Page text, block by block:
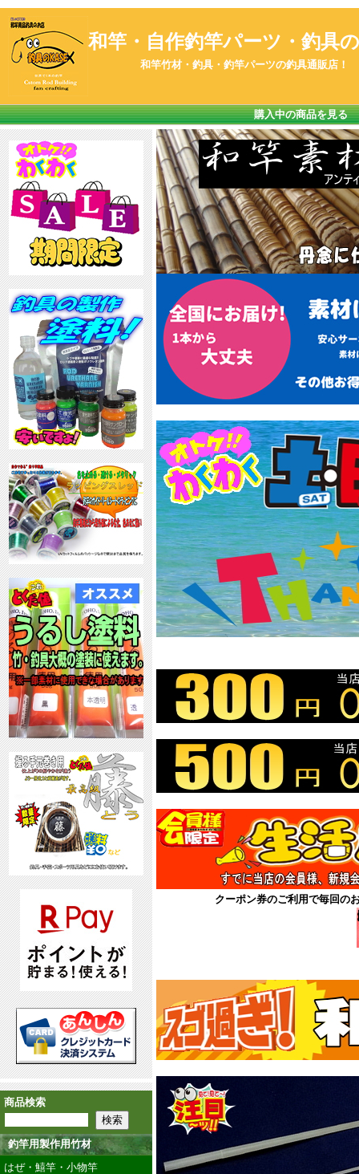
和竿・自作釣竿パーツ・釣具の
和竿竹材・釣具・釣竿パーツの釣具通販店！
購入中の商品を見る
商品検索
釣竿用製作用竹材
はぜ・鱚竿・小物竿
クーポン券のご利用で毎回の